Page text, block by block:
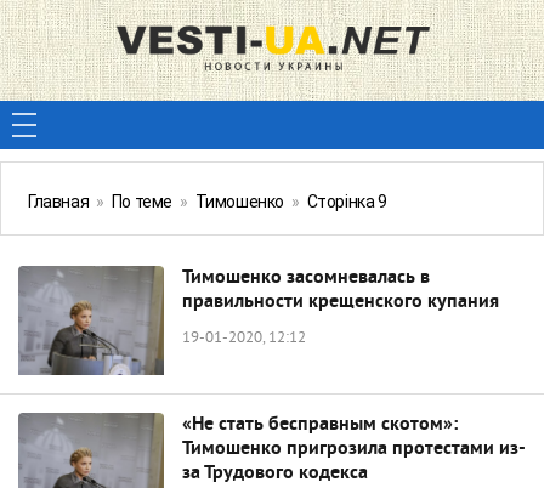
Главная » По теме » Тимошенко » Сторінка 9
Тимошенко засомневалась в
правильности крещенского купания
19-01-2020, 12:12
«Не стать бесправным скотом»:
Тимошенко пригрозила протестами из-
за Трудового кодекса